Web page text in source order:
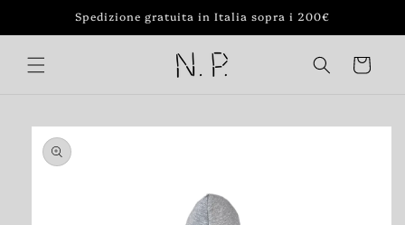
direttamente
ai contenuti
Spedizione gratuita in Italia sopra i 200€
Carrello
Passa alle
informazioni
sul prodotto